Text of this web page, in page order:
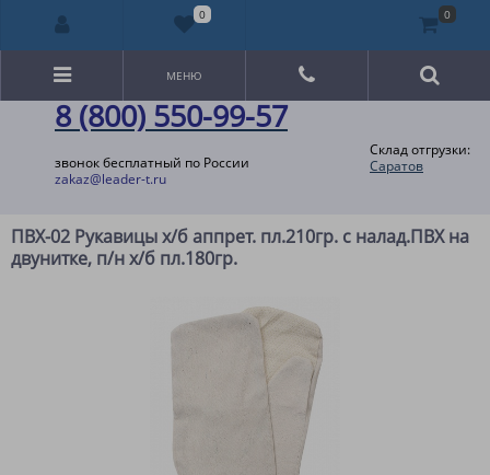
8 (800) 550-99-57
звонок бесплатный по России
zakaz@leader-t.ru
Склад отгрузки:
Саратов
МЕНЮ
ПВХ-02 Рукавицы х/б аппрет. пл.210гр. с налад.ПВХ на
двунитке, п/н х/б пл.180гр.
0 0